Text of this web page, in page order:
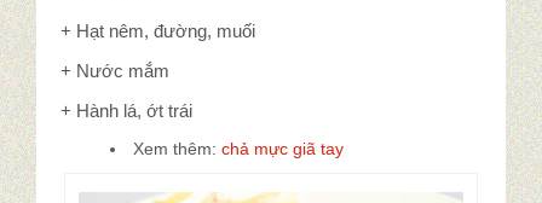
+ Hạt nêm, đường, muối
+ Nước mắm
+ Hành lá, ớt trái
Xem thêm: chả mực giã tay